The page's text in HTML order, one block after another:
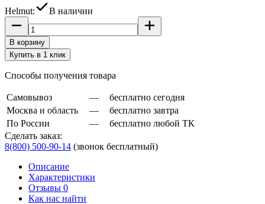
Helmut:
В наличии
В корзину
Купить в 1 клик
Способы получения товара
Самовывоз —
бесплатно сегодня
Москва и область
—
бесплатно завтра
По России
—
бесплатно любой ТК
Сделать заказ:
8(800) 500-90-14 (звонок бесплатный)
Описание
Характеристики
Отзывы 0
Как нас найти